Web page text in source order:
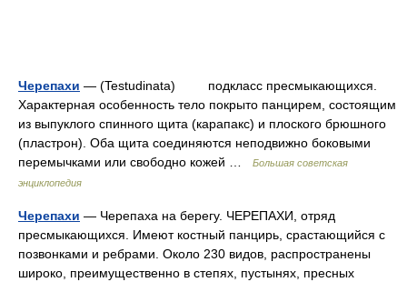
Черепахи — (Testudinata) подкласс пресмыкающихся.
Характерная особенность тело покрыто панцирем, состоящим
из выпуклого спинного щита (карапакс) и плоского брюшного
(пластрон). Оба щита соединяются неподвижно боковыми
перемычками или свободно кожей …
Большая советская
энциклопедия
Черепахи — Черепаха на берегу. ЧЕРЕПАХИ, отряд
пресмыкающихся. Имеют костный панцирь, срастающийся с
позвонками и ребрами. Около 230 видов, распространены
широко, преимущественно в степях, пустынях, пресных